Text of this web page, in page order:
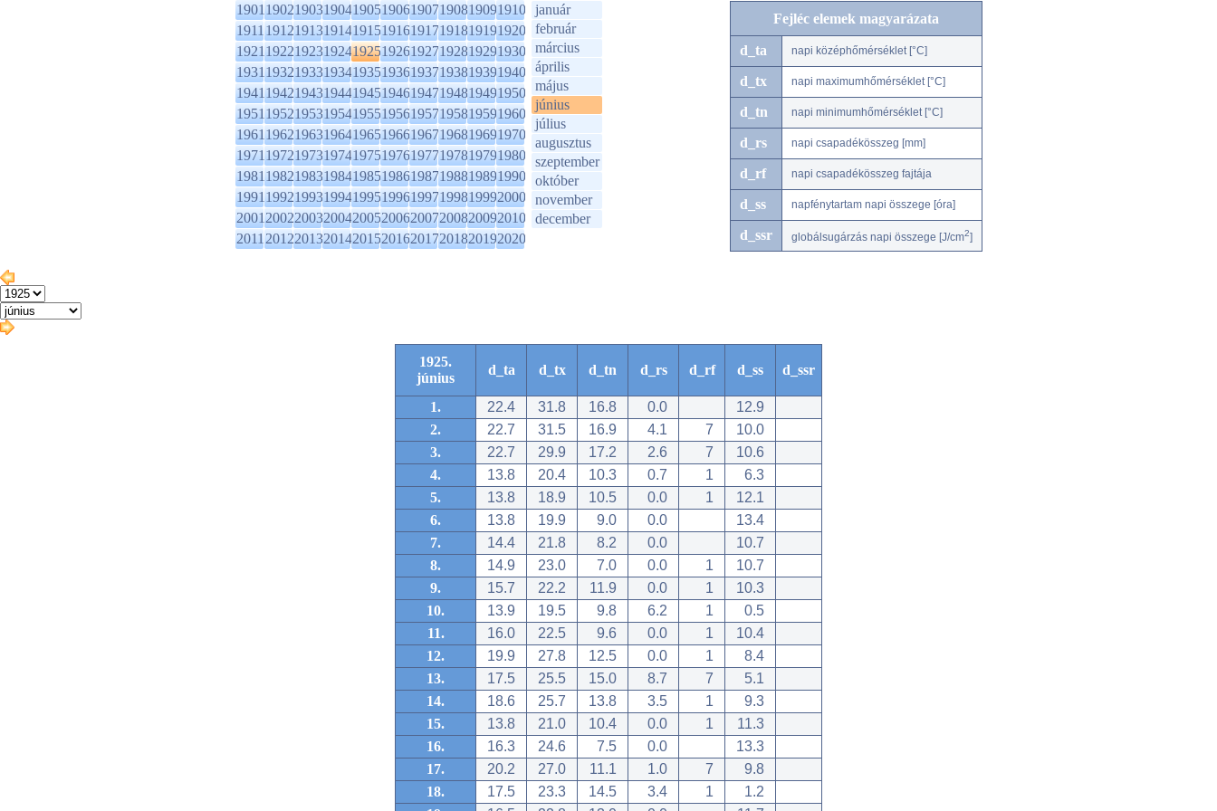
1901190219031904190519061907190819091910
1911191219131914191519161917191819191920
1921192219231924192519261927192819291930
1931193219331934193519361937193819391940
1941194219431944194519461947194819491950
1951195219531954195519561957195819591960
1961196219631964196519661967196819691970
1971197219731974197519761977197819791980
1981198219831984198519861987198819891990
1991199219931994199519961997199819992000
2001200220032004200520062007200820092010
2011201220132014201520162017201820192020
január
február
március
április
május
június
július
augusztus
szeptember
október
november
december
Fejléc elemek magyarázata
d_ta napi középhőmérséklet [°C]
d_tx napi maximumhőmérséklet [°C]
d_tn napi minimumhőmérséklet [°C]
d_rs napi csapadékösszeg [mm]
d_rf napi csapadékösszeg fajtája
d_ss napfénytartam napi összege [óra]
d_ssr globálsugárzás napi összege [J/cm2]
1925.
június
d_ta d_tx d_tn d_rs d_rf d_ss d_ssr
1. 22.4 31.8 16.8 0.0
12.9
2.
22.7 31.5 16.9 4.1 7
10.0
3.
22.7 29.9 17.2 2.6 7
10.6
4.
13.8 20.4 10.3 0.7 1
6.3
5.
13.8 18.9 10.5 0.0 1
12.1
6.
13.8 19.9 9.0 0.0
13.4
7.
14.4 21.8 8.2 0.0
10.7
8.
14.9 23.0 7.0 0.0 1
10.7
9.
15.7 22.2 11.9 0.0 1
10.3
10.
13.9 19.5 9.8 6.2 1
0.5
11.
16.0 22.5 9.6 0.0 1
10.4
12.
19.9 27.8 12.5 0.0 1
8.4
13.
17.5 25.5 15.0 8.7 7
5.1
14.
18.6 25.7 13.8 3.5 1
9.3
15.
13.8 21.0 10.4 0.0 1
11.3
16.
16.3 24.6 7.5 0.0
13.3
17.
20.2 27.0 11.1 1.0 7
9.8
18.
17.5 23.3 14.5 3.4 1
1.2